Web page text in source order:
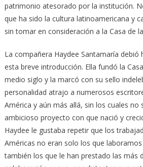
patrimonio atesorado por la institución.
que ha sido la cultura latinoamericana y
sin tomar en consideración a la Casa de
La compañera Haydee Santamaría debió
esta breve introducción. Ella fundó la
medio siglo y la marcó con su sello
personalidad atrajo a numerosos
América y aún más allá, sin los cuales no
ambicioso proyecto con que nació y
Haydee le gustaba repetir que los
Américas no eran solo los que
también los que le han prestado las más